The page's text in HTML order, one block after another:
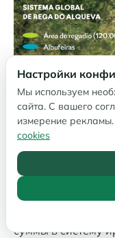
Португалия
суммы в систему
Настройки
Мы используем
сайта. С вашего
измерение рекламы.
cookies